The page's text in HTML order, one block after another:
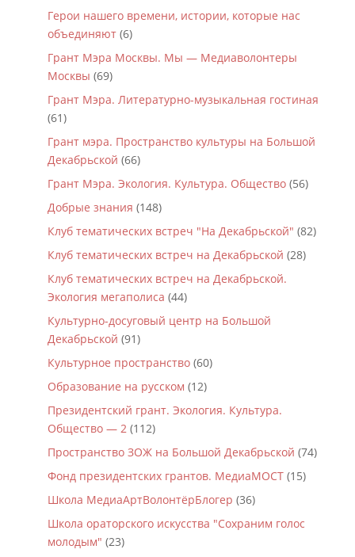
Герои нашего времени, истории, которые нас
объединяют(6)
Грант Мэра Москвы. Мы — Медиаволонтеры
Москвы (69)
Грант Мэра. Литературно-музыкальная гостиная
(61)
Грант мэра. Пространство культуры на Большой
Декабрьской (66)
Грант Мэра. Экология. Культура. Общество(56)
Добрые знания (148)
Клуб тематических встреч "На Декабрьской" (82)
Клуб тематических встреч на Декабрьской (28)
Клуб тематических встреч на Декабрьской.
Экология мегаполиса (44)
Культурно-досуговый центр на Большой
Декабрьской (91)
Культурное пространство(60)
Образование на русском (12)
Президентский грант. Экология. Культура.
Общество — 2(112)
Пространство ЗОЖ на Большой Декабрьской (74)
Фонд президентских грантов. МедиаМОСТ(15)
Школа МедиаАртВолонтёрБлогер (36)
Школа ораторского искусства "Сохраним голос
молодым" (23)